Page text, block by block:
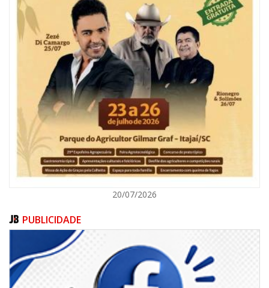
09/08/2026 | 07:00
Painel NIMOB 2026 reúne as principais lideranças para debater o futuro
econômico e imobiliário de Itajaí
BALNEÁRIO CAMBORIÚ
20/07/2026
PUBLICIDADE